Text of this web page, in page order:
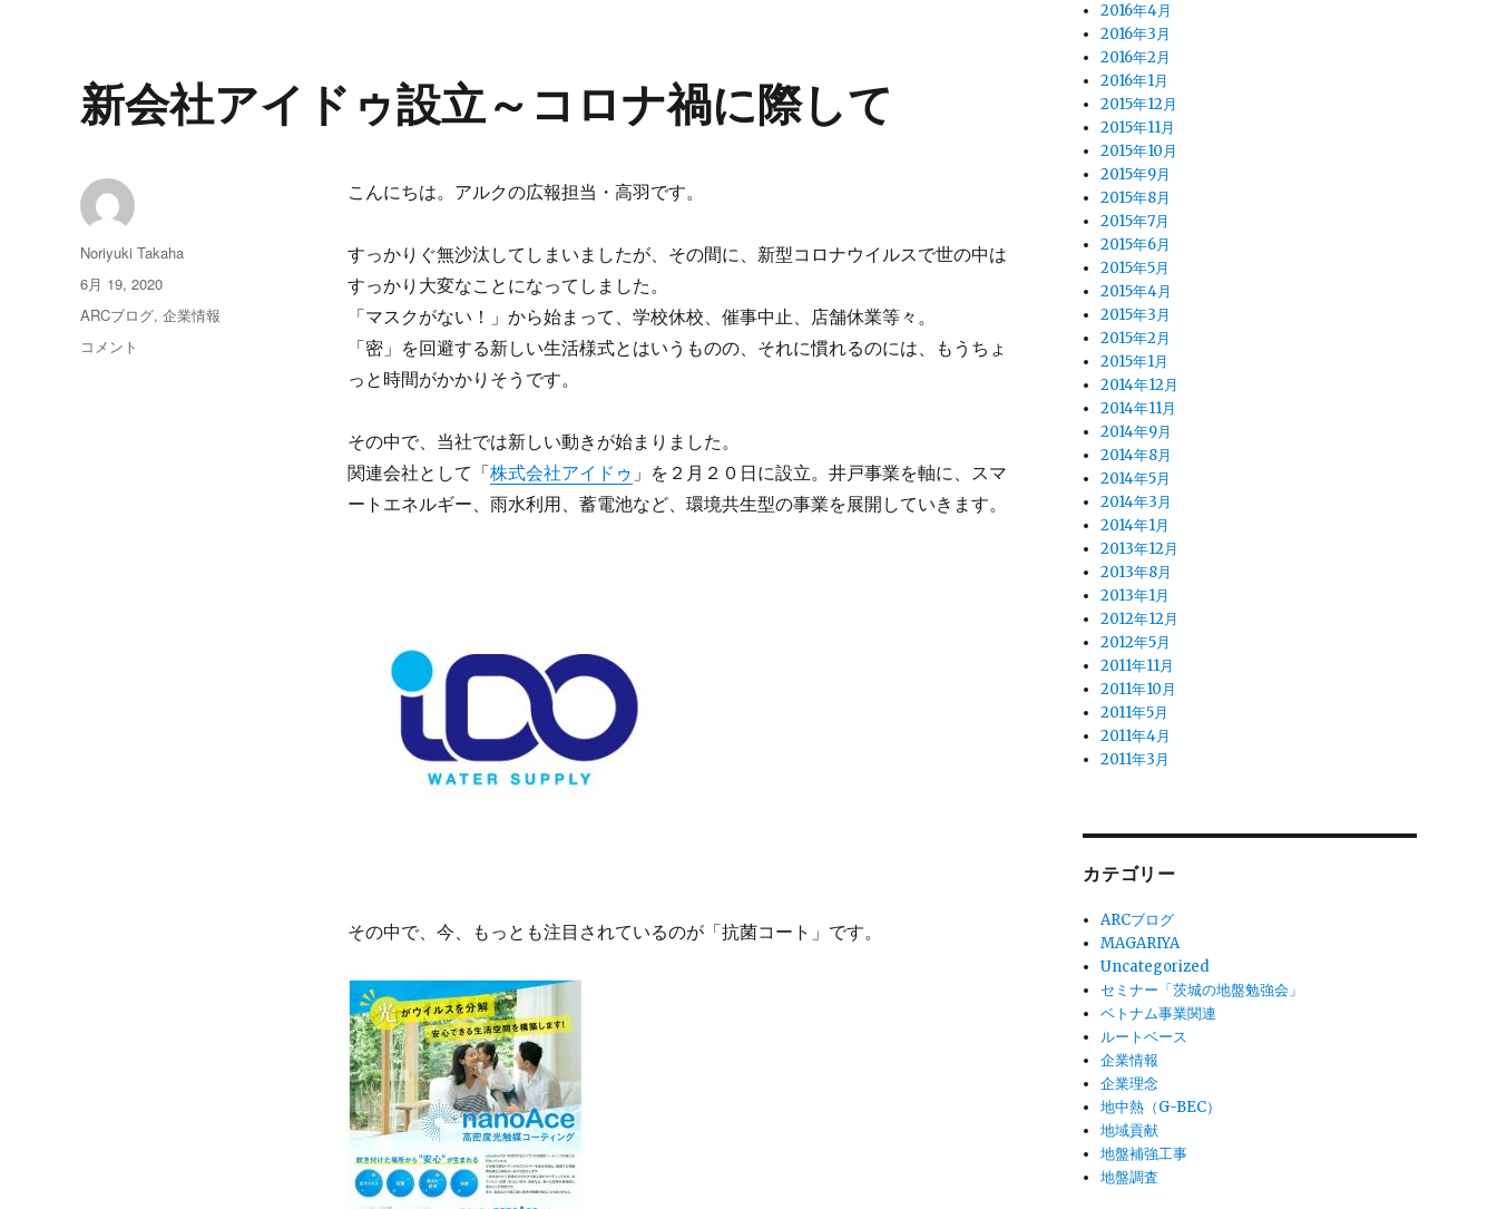
新会社アイドゥ設立～コロナ禍に際して
こんにちは。アルクの広報担当・高羽です。
すっかりぐ無沙汰してしまいましたが、その間に、新型コロナウイルスで世の中は
すっかり大変なことになってしました。
「マスクがない！」から始まって、学校休校、催事中止、店舗休業等々。
「密」を回避する新しい生活様式とはいうものの、それに慣れるのには、もうちょ
っと時間がかかりそうです。
その中で、当社では新しい動きが始まりました。
関連会社として「株式会社アイドゥ 」を２月２０日に設立。井戸事業を軸に、スマ
ートエネルギー、雨水利用、蓄電池など、環境共生型の事業を展開していきます。
その中で、今、もっとも注目されているのが「抗菌コート」です。
投
稿
Noriyuki Takaha
投
稿
6月 19, 2020
カ
テ
ARCブログ, 企業情報
新
コメント
2016年4月
2016年3月
2016年2月
2016年1月
2015年12月
2015年11月
2015年10月
2015年9月
2015年8月
2015年7月
2015年6月
2015年5月
2015年4月
2015年3月
2015年2月
2015年1月
2014年12月
2014年11月
2014年9月
2014年8月
2014年5月
2014年3月
2014年1月
2013年12月
2013年8月
2013年1月
2012年12月
2012年5月
2011年11月
2011年10月
2011年5月
2011年4月
2011年3月
カテゴリー
ARCブログ
MAGARIYA
Uncategorized
セミナー「茨城の地盤勉強会」
ベトナム事業関連
ルートベース
企業情報
企業理念
地中熱（G-BEC）
地域貢献
地盤補強工事
地盤調査